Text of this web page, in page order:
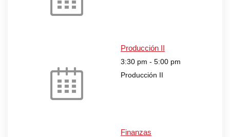
Producción II
3:30 pm - 5:00 pm
Producción II
Finanzas